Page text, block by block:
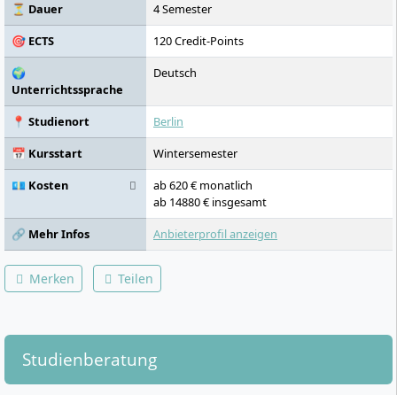
⏳ Dauer
4 Semester
🎯 ECTS
120 Credit-Points
🌍
Unterrichtssprache
Deutsch
📍 Studienort
Berlin
📅 Kursstart
Wintersemester
💶 Kosten
ab 620 € monatlich
ab 14880 € insgesamt
🔗 Mehr Infos
Anbieterprofil anzeigen
Merken Teilen
Studienberatung